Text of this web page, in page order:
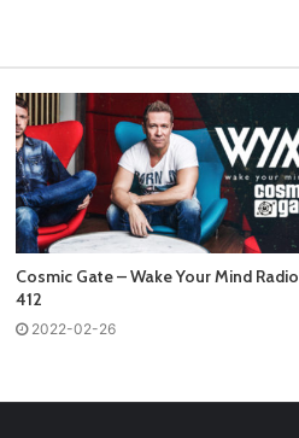
Cosmic Gate – Wake Your Mind Radio
412
2022-02-26